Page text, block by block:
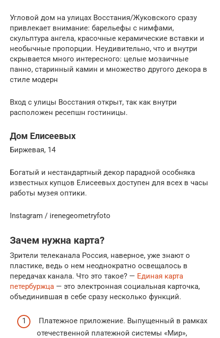
Угловой дом на улицах Восстания/Жуковского сразу
привлекает внимание: барельефы с нимфами,
скульптура ангела, красочные керамические вставки и
необычные пропорции. Неудивительно, что и внутри
скрывается много интересного: целые мозаичные
панно, старинный камин и множество другого декора в
стиле модерн
Вход с улицы Восстания открыт, так как внутри
расположен ресепшн гостиницы.
Дом Елисеевых
Биржевая, 14
Богатый и нестандартный декор парадной особняка
известных купцов Елисеевых доступен для всех в часы
работы музея оптики.
Instagram / irenegeometryfoto
Зачем нужна карта?
Зрители телеканала Россия, наверное, уже знают о
пластике, ведь о нем неоднократно освещалось в
передачах канала. Что это такое? — Единая карта
петербуржца — это электронная социальная карточка,
объединившая в себе сразу несколько функций.
Платежное приложение. Выпущенный в рамках
отечественной платежной системы «Мир»,